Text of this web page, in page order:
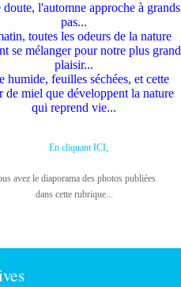
doute, l'automne approche à grands
pas...
toutes les odeurs de la nature
se mélanger pour notre plus grand
plaisir...
humide, feuilles séchées, et cette
de miel que développent la nature
qui reprend vie...
En cliquant ICI,
avez le diaporama des photos publiées
dans cette rubrique...